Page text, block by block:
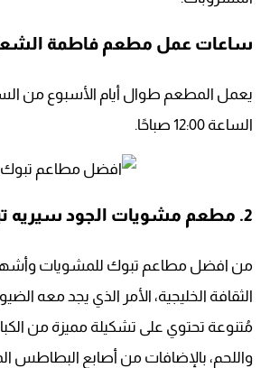
ساعات عمل مطعم فاطمة
الساعة 12:00 صباحًا.
2. مطعم مشويات الجود سيريه تبوك
من افضل مطاعم تبوك للمشويات
الثقافة الخليجية، الأمر الذي يجد معه
مُتنوعة تحتوي على تشكيلة مميزة من
واللحم، بالإضافات من أصابع البطاطس